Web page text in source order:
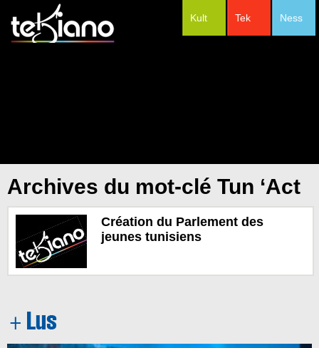
Ness
Tek
Kult
Archives du mot-clé Tun ‘Act
Création du Parlement des
jeunes tunisiens